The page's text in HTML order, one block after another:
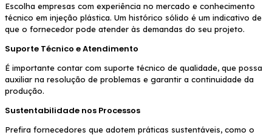
Escolha empresas com experiência no mercado e conhecimento
técnico em injeção plástica. Um histórico sólido é um indicativo de
que o fornecedor pode atender às demandas do seu projeto.
Suporte Técnico e Atendimento
É importante contar com suporte técnico de qualidade, que possa
auxiliar na resolução de problemas e garantir a continuidade da
produção.
Sustentabilidade nos Processos
Prefira fornecedores que adotem práticas sustentáveis, como o